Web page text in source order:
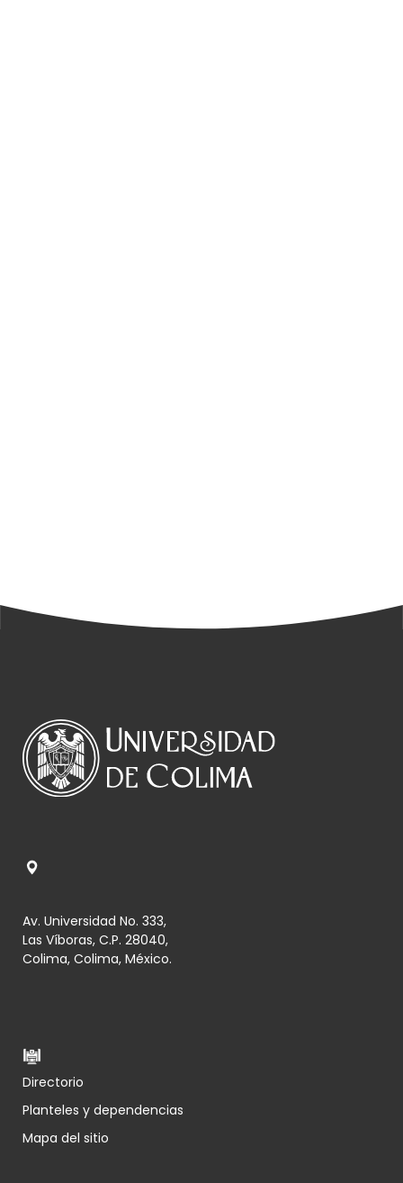
Av. Universidad No. 333,
Las Víboras, C.P. 28040,
Colima, Colima, México.
Directorio
Planteles y dependencias
Mapa del sitio